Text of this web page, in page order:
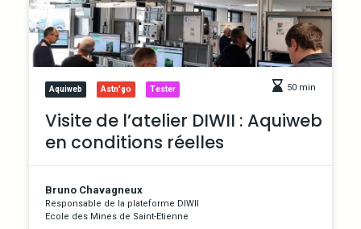
Aquiweb Astn'go Tester 50 min
Visite de l’atelier DIWII : Aquiweb
en conditions réelles
Bruno Chavagneux
Responsable de la plateforme DIWII
Ecole des Mines de Saint-Etienne